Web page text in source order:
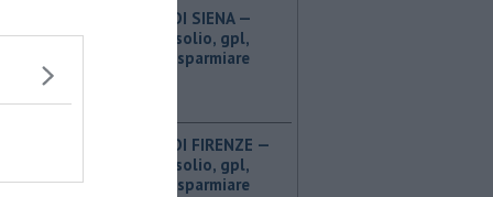
PROVINCIA DI SIENA — ​
Benzina, gasolio, gpl,
ecco dove risparmiare
PROVINCIA DI FIRENZE — ​
Benzina, gasolio, gpl,
ecco dove risparmiare